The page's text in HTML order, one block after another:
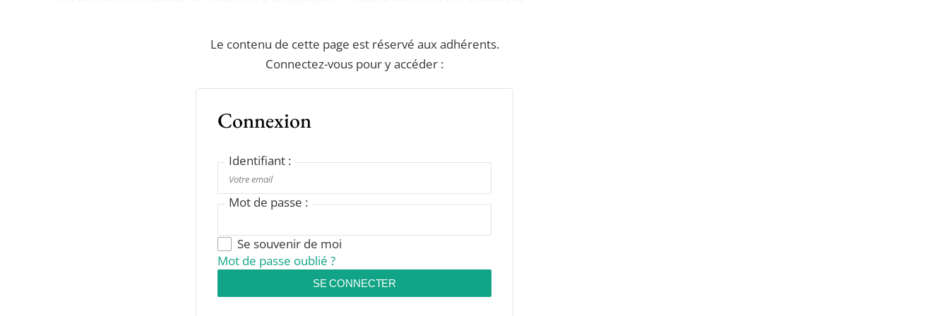
Le contenu de cette page est réservé aux adhérents.
Connectez-vous pour y accéder :
Connexion
Identifiant :
Mot de passe :
Se souvenir de moi
Mot de passe oublié ?
SE CONNECTER